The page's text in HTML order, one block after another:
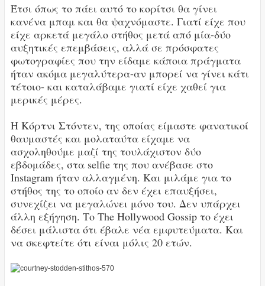
Έτσι όπως το πάει αυτό το κορίτσι θα γίνει
κανένα μπαμ και θα ψαχνόμαστε. Γιατί είχε που
είχε αρκετά μεγάλο στήθος μετά από μία-δύο
αυξητικές επεμβάσεις, αλλά σε πρόσφατες
φωτογραφίες που την είδαμε κάποια πράγματα
ήταν ακόμα μεγαλύτερα-αν μπορεί να γίνει κάτι
τέτοιο- και καταλάβαμε γιατί είχε χαθεί για
μερικές μέρες.
Η Κόρτνι Στόντεν, της οποίας είμαστε φανατικοί
θαυμαστές και μολαταύτα είχαμε να
ασχοληθούμε μαζί της τουλάχιστον δύο
εβδομάδες, στα selfie της που ανέβασε στο
Instagram ήταν αλλαγμένη. Και μιλάμε για το
στήθος της το οποίο αν δεν έχει επαυξήσει,
συνεχίζει να μεγαλώνει μόνο του. Δεν υπάρχει
άλλη εξήγηση. Το The Hollywood Gossip το έχει
δέσει μάλιστα ότι έβαλε νέα εμφυτεύματα. Και
να σκεφτείτε ότι είναι μόλις 20 ετών.